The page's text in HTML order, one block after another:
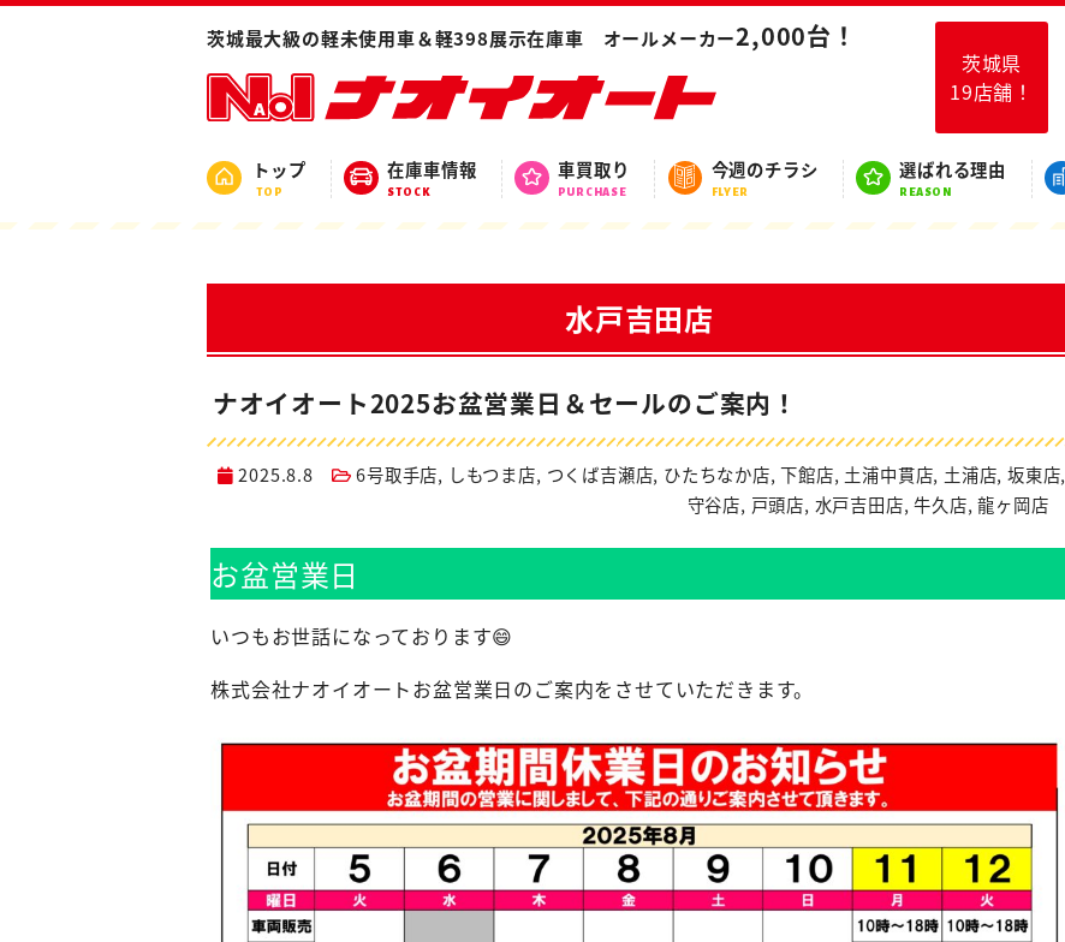
茨城最大級の軽未使用車＆軽398展示在庫車 オールメーカー2,000台！
茨城県
19店舗！
トップ
TOP
在庫車情報
STOCK
車買取り
PURCHASE
今週のチラシ
FLYER
選ばれる理由
REASON
スタッフブログ
BLOG
水戸吉田店
ナオイオート2025お盆営業日＆セールのご案内！
2025.8.8 6号取手店, しもつま店, つくば吉瀬店, ひたちなか店,下館店, 土浦中貫店, 土浦店, 坂東店,
守谷店, 戸頭店, 水戸吉田店,牛久店,龍ヶ岡店
お盆営業日
いつもお世話になっております😄
株式会社ナオイオートお盆営業日のご案内をさせていただきます。